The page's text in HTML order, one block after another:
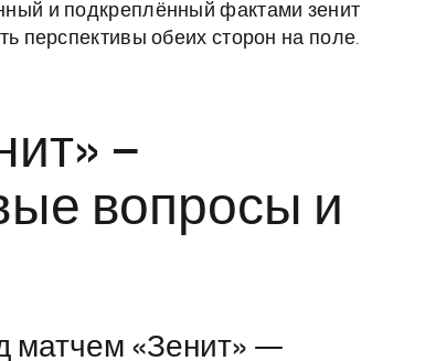
и подкреплённый фактами зенит
перспективы обеих сторон на поле.
–
вопросы и
матчем «Зенит» —